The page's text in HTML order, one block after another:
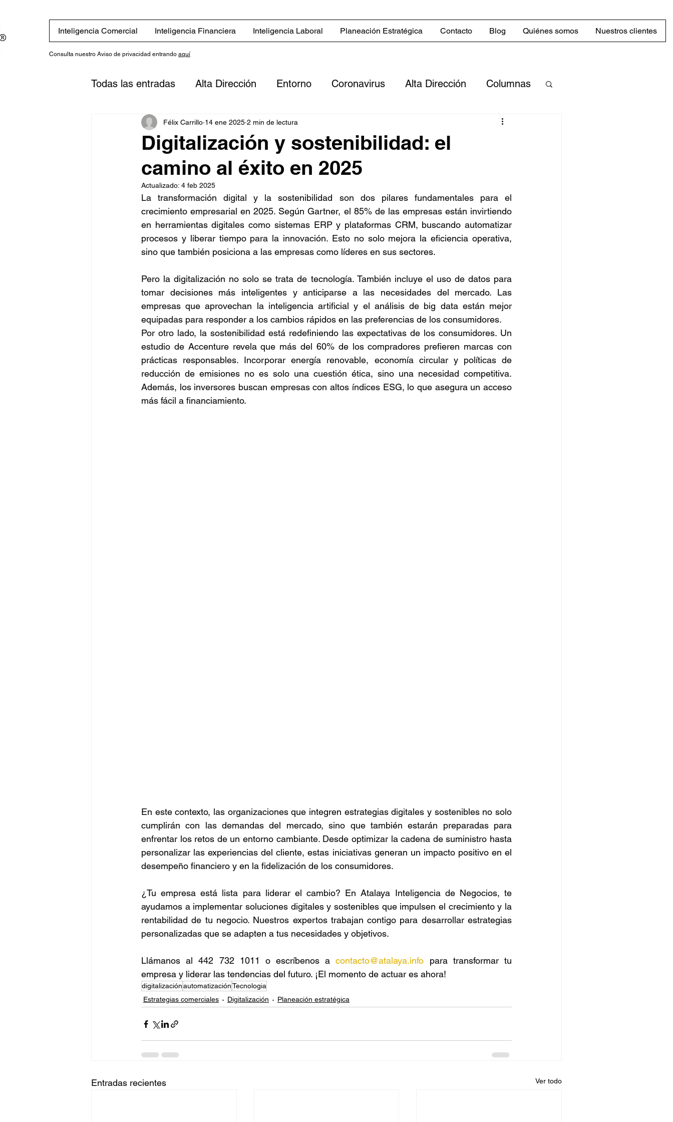
Inteligencia Comercial Inteligencia Financiera Inteligencia Laboral Planeación Estratégica Contacto Blog Quiénes somos Nuestros clientes
Consulta nuestro Aviso de privacidad entrando aquí
Todas las entradas Alta Dirección Entorno Coronavirus Alta Dirección Columnas
Eventos Novedades Servicios
Finanzas Estrategias comerciales Sector inmobiliario
inversión Plan financiero Digitalización Flujo de efectivo Rentabilidad
Negocios BigData Retención de talento Ventas FODA Ahorro
Oportunidades Amenazas Reforma de vacaciones Presupuesto
Digitalización y sostenibilidad: el
camino al éxito en 2025
Félix Carrillo 14 ene 2025 2 min de lectura
Actualizado: 4 feb 2025
La transformación digital y la sostenibilidad son dos pilares fundamentales para el
crecimiento empresarial en 2025. Según Gartner, el 85% de las empresas están invirtiendo
en herramientas digitales como sistemas ERP y plataformas CRM, buscando automatizar
procesos y liberar tiempo para la innovación. Esto no solo mejora la eficiencia operativa,
sino que también posiciona a las empresas como líderes en sus sectores.
Pero la digitalización no solo se trata de tecnología. También incluye el uso de datos para
tomar decisiones más inteligentes y anticiparse a las necesidades del mercado. Las
empresas que aprovechan la inteligencia artificial y el análisis de big data están mejor
equipadas para responder a los cambios rápidos en las preferencias de los consumidores.
Por otro lado, la sostenibilidad está redefiniendo las expectativas de los consumidores. Un
estudio de Accenture revela que más del 60% de los compradores prefieren marcas con
prácticas responsables. Incorporar energía renovable, economía circular y políticas de
reducción de emisiones no es solo una cuestión ética, sino una necesidad competitiva.
Además, los inversores buscan empresas con altos índices ESG, lo que asegura un acceso
más fácil a financiamiento.
En este contexto, las organizaciones que integren estrategias digitales y sostenibles no solo
cumplirán con las demandas del mercado, sino que también estarán preparadas para
enfrentar los retos de un entorno cambiante. Desde optimizar la cadena de suministro hasta
personalizar las experiencias del cliente, estas iniciativas generan un impacto positivo en el
desempeño financiero y en la fidelización de los consumidores.
¿Tu empresa está lista para liderar el cambio? En Atalaya Inteligencia de Negocios, te
ayudamos a implementar soluciones digitales y sostenibles que impulsen el crecimiento y la
rentabilidad de tu negocio. Nuestros expertos trabajan contigo para desarrollar estrategias
personalizadas que se adapten a tus necesidades y objetivos.
Llámanos al 442 732 1011 o escríbenos a contacto@atalaya.info para transformar tu
empresa y liderar las tendencias del futuro. ¡El momento de actuar es ahora!
digitalizaciónautomatizaciónTecnologia
Estrategias comerciales
Digitalización Planeación estratégica
Entradas recientes Ver todo